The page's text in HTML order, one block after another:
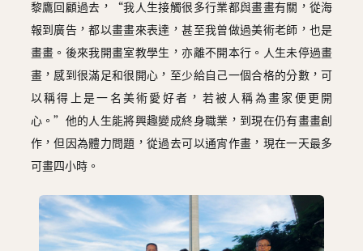
黎鷹回顧過去，“我人生接觸很多行業都與畫畫有關，從海
報到廣告，都以畫畫來表達，甚至我曾做過美術老師，也是
畫畫。後來我開畫室教學生，亦離不開本行。人生未停過畫
畫，感到很滿足和很開心，至少給自己一個合格的分數，可
以稱得上是一名美術愛好者，若被人稱為畫家便更開
心。”他的人生能將興趣變成終身職業，到現在仍有畫畫創
作，但因為體力問題，從過去可以通宵作畫，現在一天最多
可畫四小時。